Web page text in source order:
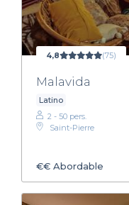
4,8 (75)
Malavida
Latino
2 - 50 pers.
Saint-Pierre
€€ Abordable